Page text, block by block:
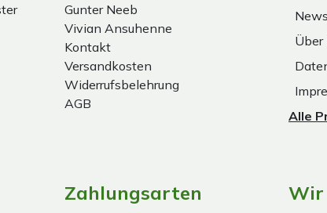
Gunter Neeb
Vivian Ansuhenne
Kontakt
Versandkosten
Widerrufsbelehrung
AGB
Über
Alle
Zahlungsarten Wir